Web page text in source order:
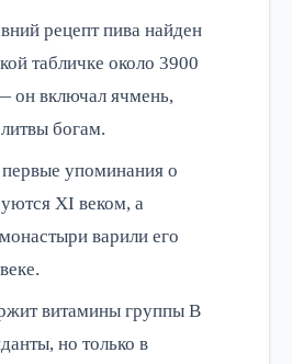
рецепт пива найден
табличке около 3900
он включал ячмень,
богам.
упоминания о
XI веком, а
варили его
витамины группы B
но только в